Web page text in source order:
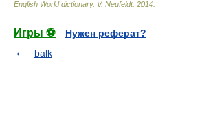
English World dictionary. V. Neufeldt. 2014
Игры ⚽
Нужен реферат?
balk